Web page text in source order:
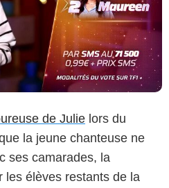
de Julie lors du
la jeune chanteuse ne
ses camarades, la
les élèves restants de la